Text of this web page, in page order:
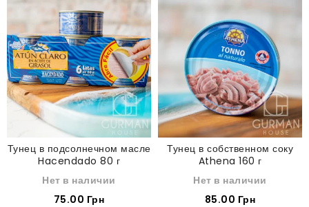
Тунец в подсолнечном масле
Hacendado 80 г
Нет в наличии
75.00 Грн
Тунец в собственном соку
Athena 160 г
Нет в наличии
85.00 Грн